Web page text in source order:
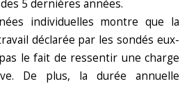
5 dernières années.
individuelles montre que la
déclarée par les sondés eux-
le fait de ressentir une charge
De plus, la durée annuelle